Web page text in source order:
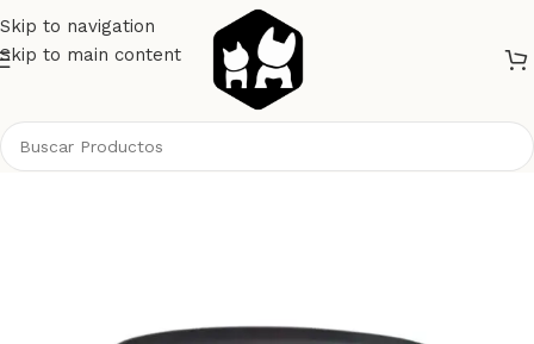
Skip to navigation
Skip to main content